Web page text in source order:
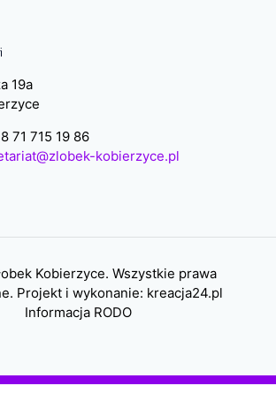
19a
71 715 19 86
kobierzyce.pl
Kobierzyce. Wszystkie prawa
Projekt i wykonanie: kreacja24.pl
Informacja RODO